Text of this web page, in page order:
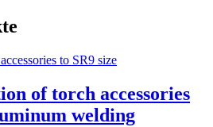
of torch accessories
welding